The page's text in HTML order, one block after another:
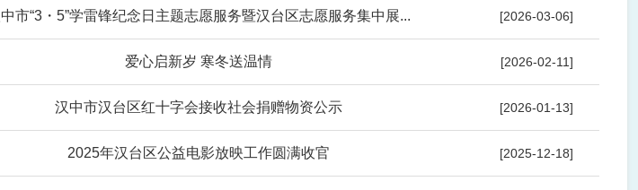
市“3・5”学雷锋纪念日主题志愿服务暨汉台区志愿服务集中展... [2026-03-06]
爱心启新岁 寒冬送温情 [2026-02-11]
汉中市汉台区红十字会接收社会捐赠物资公示 [2026-01-13]
2025年汉台区公益电影放映工作圆满收官 [2025-12-18]